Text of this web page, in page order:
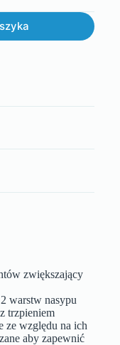
zwiększający
warstw nasypu
trzpieniem
ze względu na ich
aby zapewnić